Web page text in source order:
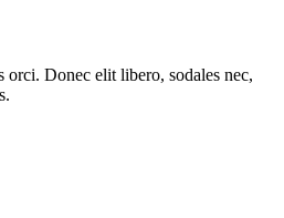
Donec elit libero, sodales nec,